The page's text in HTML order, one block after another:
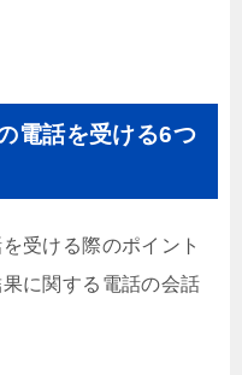
電話を受ける6つ
受ける際のポイント
に関する電話の会話